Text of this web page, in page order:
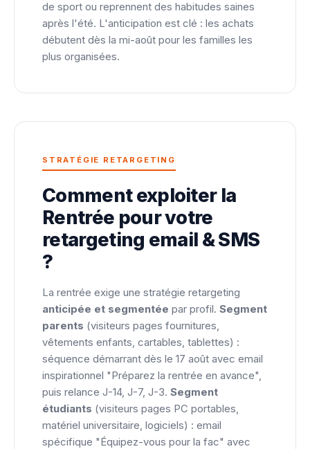
de sport ou reprennent des habitudes saines
après l'été. L'anticipation est clé : les achats
débutent dès la mi-août pour les familles les
plus organisées.
STRATÉGIE RETARGETING
Comment exploiter la
Rentrée pour votre
retargeting email & SMS
?
La rentrée exige une stratégie retargeting
anticipée et segmentée par profil. Segment
parents (visiteurs pages fournitures,
vêtements enfants, cartables, tablettes) :
séquence démarrant dès le 17 août avec email
inspirationnel "Préparez la rentrée en avance",
puis relance J-14, J-7, J-3. Segment
étudiants (visiteurs pages PC portables,
matériel universitaire, logiciels) : email
spécifique "Équipez-vous pour la fac" avec